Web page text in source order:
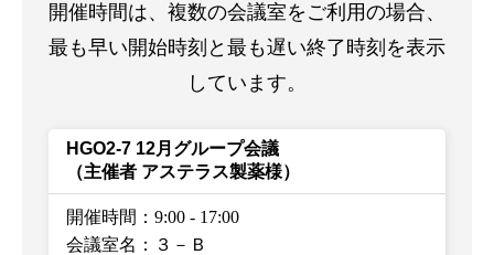
開催時間は、複数の会議室をご利用の場合、
最も早い開始時刻と最も遅い終了時刻を表示
しています。
HGO2-7 12月グループ会議
（主催者 アステラス製薬様）
開催時間：9:00 - 17:00
会議室名：３－Ｂ